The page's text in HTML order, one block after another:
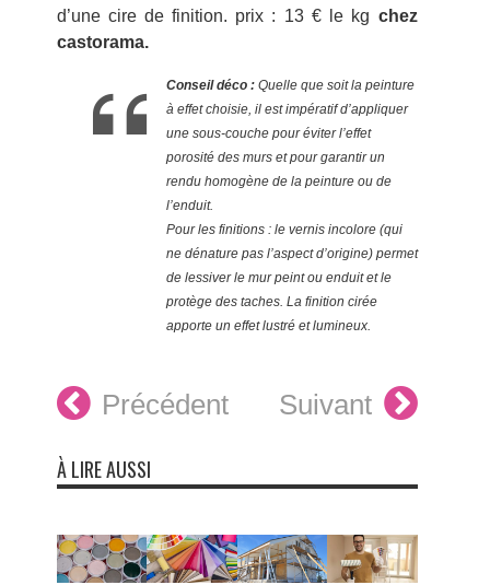
d’une cire de finition. prix : 13 € le kg chez
castorama.
Conseil déco : Quelle que soit la peinture
à effet choisie, il est impératif d’appliquer
une sous-couche pour éviter l’effet
porosité des murs et pour garantir un
rendu homogène de la peinture ou de
l’enduit.
Pour les finitions : le vernis incolore (qui
ne dénature pas l’aspect d’origine) permet
de lessiver le mur peint ou enduit et le
protège des taches. La finition cirée
apporte un effet lustré et lumineux.
Précédent Suivant
À LIRE AUSSI